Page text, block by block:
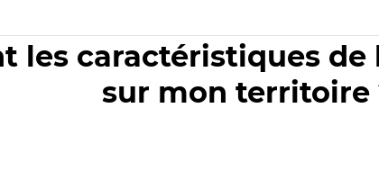
les caractéristiques de
sur mon territoire